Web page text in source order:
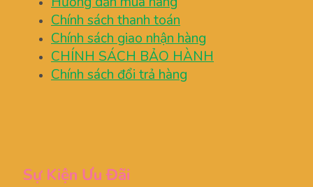
Chính sách thanh toán
Chính sách giao nhận hàng
CHÍNH SÁCH BẢO HÀNH
Chính sách đổi trả hàng
Sự Kiện Ưu Đãi